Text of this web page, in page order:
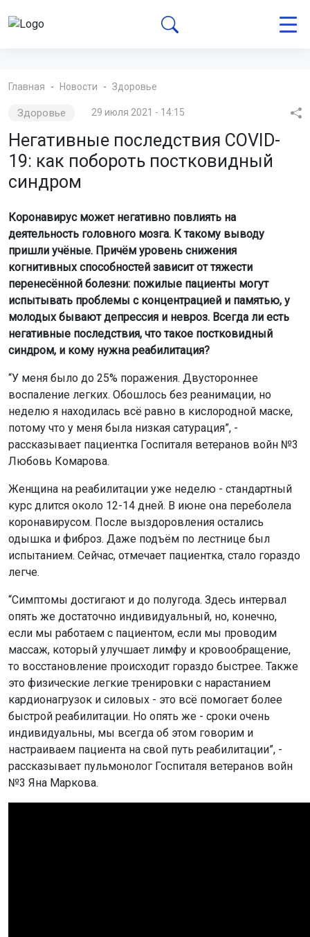
Главная Новости Здоровье
Здоровье 29 июля 2021 - 14:15
Негативные последствия COVID-
19: как побороть постковидный
синдром
Коронавирус может негативно повлиять на
деятельность головного мозга. К такому выводу
пришли учёные. Причём уровень снижения
когнитивных способностей зависит от тяжести
перенесённой болезни: пожилые пациенты могут
испытывать проблемы с концентрацией и памятью, у
молодых бывают депрессия и невроз. Всегда ли есть
негативные последствия, что такое постковидный
синдром, и кому нужна реабилитация?
“У меня было до 25% поражения. Двустороннее
воспаление легких. Обошлось без реанимации, но
неделю я находилась всё равно в кислородной маске,
потому что у меня была низкая сатурация”, -
рассказывает пациентка Госпиталя ветеранов войн №3
Любовь Комарова.
Женщина на реабилитации уже неделю - стандартный
курс длится около 12-14 дней. В июне она переболела
коронавирусом. После выздоровления остались
одышка и фиброз. Даже подъём по лестнице был
испытанием. Сейчас, отмечает пациентка, стало гораздо
легче.
“Симптомы достигают и до полугода. Здесь интервал
опять же достаточно индивидуальный, но, конечно,
если мы работаем с пациентом, если мы проводим
массаж, который улучшает лимфу и кровообращение,
то восстановление происходит гораздо быстрее. Также
это физические легкие тренировки с нарастанием
кардионагрузок и силовых - это всё помогает более
быстрой реабилитации. Но опять же - сроки очень
индивидуальны, мы всегда об этом говорим и
настраиваем пациента на свой путь реабилитации”, -
рассказывает пульмонолог Госпиталя ветеранов войн
№3 Яна Маркова.